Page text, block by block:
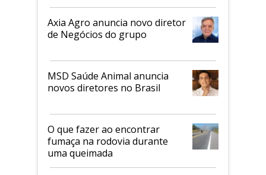
Axia Agro anuncia novo diretor
de Negócios do grupo
MSD Saúde Animal anuncia
novos diretores no Brasil
O que fazer ao encontrar
fumaça na rodovia durante
uma queimada